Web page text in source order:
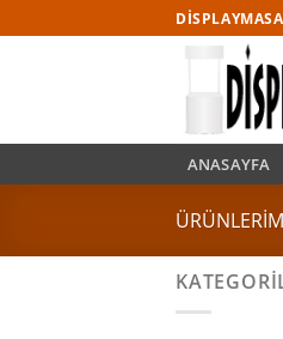
to
ANASAYFA